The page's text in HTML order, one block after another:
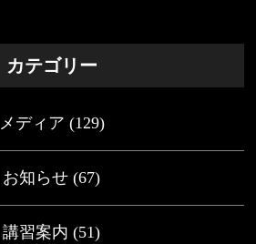
カテゴリー
メディア (129)
お知らせ (67)
講習案内 (51)